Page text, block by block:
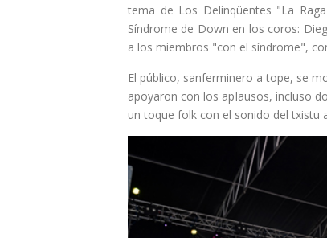
tema de Los Delinqüentes "La
Síndrome de Down en los coros:
a los miembros "con el síndrome",
El público, sanferminero a tope, se
apoyaron con los aplausos, incluso
un toque folk con el sonido del txistu